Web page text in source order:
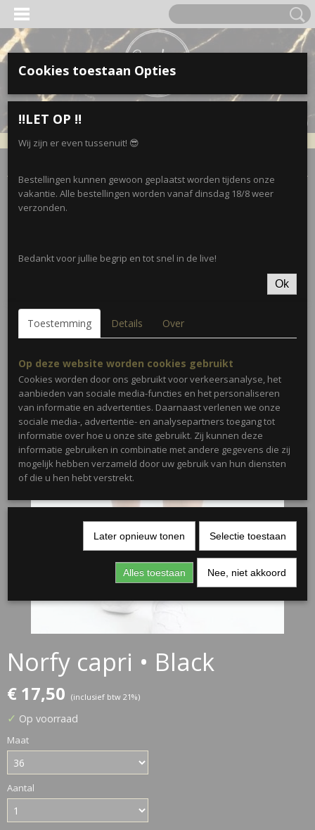
(0)
Norfy capri • Black
€ 17,50 (inclusief btw 21%)
✓ Op voorraad
Maat
Aantal
Cookies toestaan Opties
‼️LET OP ‼️
Wij zijn er even tussenuit! 😎
Bestellingen kunnen gewoon geplaatst worden tijdens onze
vakantie. Alle bestellingen worden vanaf dinsdag 18/8 weer
verzonden.
Bedankt voor jullie begrip en tot snel in de live!
Ok
Toestemming Details Over
Op deze website worden cookies gebruikt
Cookies worden door ons gebruikt voor verkeersanalyse, het
aanbieden van sociale media-functies en het personaliseren
van informatie en advertenties. Daarnaast verlenen we onze
sociale media-, advertentie- en analysepartners toegang tot
informatie over hoe u onze site gebruikt. Zij kunnen deze
informatie gebruiken in combinatie met andere gegevens die zij
mogelijk hebben verzameld door uw gebruik van hun diensten
of die u hen hebt verstrekt.
Later opnieuw tonen Selectie toestaan
Alles toestaan Nee, niet akkoord